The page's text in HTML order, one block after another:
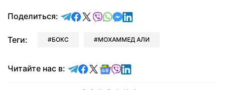
Поделиться: отправить в Telegram
поделиться в Facebook
поделиться в X
отправить в Viber
отправить в Whatsapp
отправить в Messenger
отправить в LinkedIn
Теги: БОКС МОХАММЕД АЛИ
Читайте нас в: Читайте в Telegram
Читайте в Facebook
Читайте в X
Читайте в Google news
Читайте в Viber
Читайте в LinkedIn